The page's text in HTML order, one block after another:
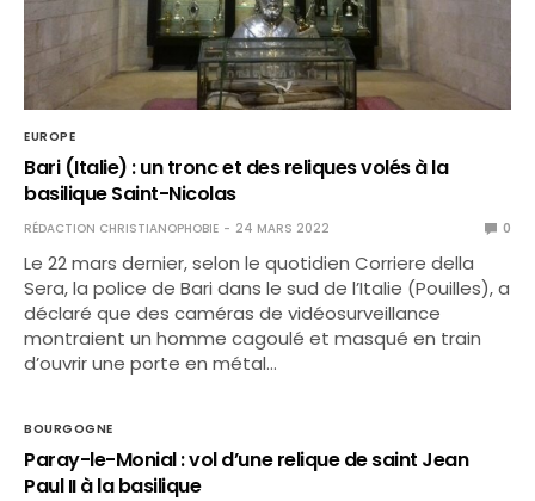
EUROPE
Bari (Italie) : un tronc et des reliques volés à la
basilique Saint-Nicolas
RÉDACTION CHRISTIANOPHOBIE 24 MARS 2022 0
Le 22 mars dernier, selon le quotidien Corriere della
Sera, la police de Bari dans le sud de l’Italie (Pouilles), a
déclaré que des caméras de vidéosurveillance
montraient un homme cagoulé et masqué en train
d’ouvrir une porte en métal…
BOURGOGNE
Paray-le-Monial : vol d’une relique de saint Jean
Paul II à la basilique